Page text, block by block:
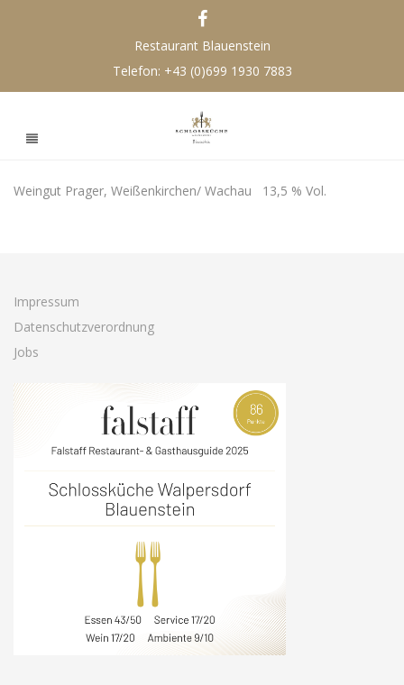
Restaurant Blauenstein
Telefon: +43 (0)699 1930 7883
Weingut Prager, Weißenkirchen/ Wachau 13,5 % Vol.
Impressum
Datenschutzverordnung
Jobs